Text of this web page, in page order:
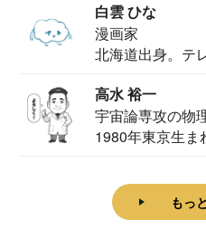
白雲 ひな
漫画家
北海道出身。テ
高水 裕一
宇宙論専攻の物
1980年東京生ま
もっ